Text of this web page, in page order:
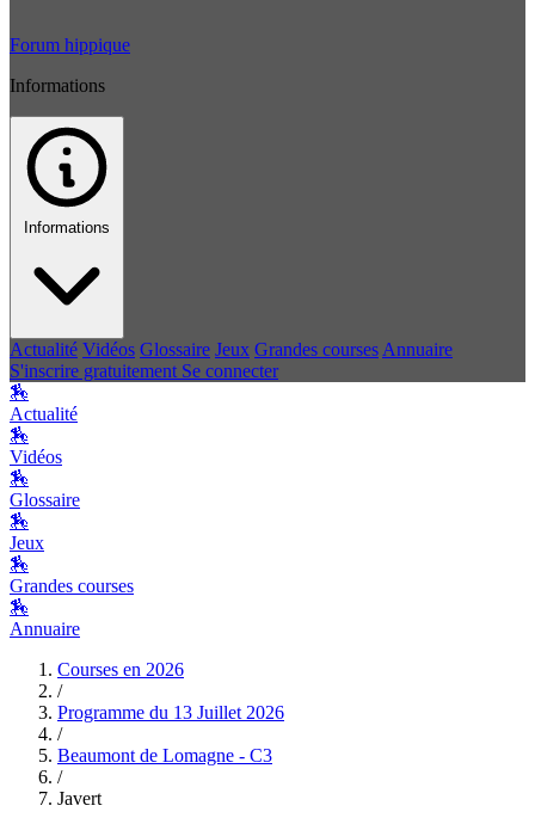
Forum hippique
Informations
Informations
Actualité Vidéos Glossaire Jeux Grandes courses Annuaire
S'inscrire gratuitement Se connecter
🏇
Actualité
🏇
Vidéos
🏇
Glossaire
🏇
Jeux
🏇
Grandes courses
🏇
Annuaire
Courses en 2026
/
Programme du 13 Juillet 2026
/
Beaumont de Lomagne - C3
/
Javert